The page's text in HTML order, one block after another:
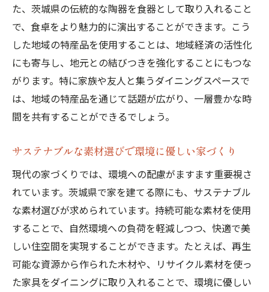
た、茨城県の伝統的な陶器を食器として取り入れること
で、食卓をより魅力的に演出することができます。こう
した地域の特産品を使用することは、地域経済の活性化
にも寄与し、地元との結びつきを強化することにもつな
がります。特に家族や友人と集うダイニングスペースで
は、地域の特産品を通じて話題が広がり、一層豊かな時
間を共有することができるでしょう。
サステナブルな素材選びで環境に優しい家づくり
現代の家づくりでは、環境への配慮がますます重要視さ
れています。茨城県で家を建てる際にも、サステナブル
な素材選びが求められています。持続可能な素材を使用
することで、自然環境への負荷を軽減しつつ、快適で美
しい住空間を実現することができます。たとえば、再生
可能な資源から作られた木材や、リサイクル素材を使っ
た家具をダイニングに取り入れることで、環境に優しい